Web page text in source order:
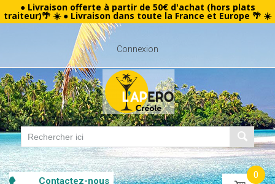
● Livraison offerte à partir de 50€ d'achat (hors plats
traiteur)🌴 ☀️ ● Livraison dans toute la France et Europe 🌴 ☀️
Connexion
Contactez-nous
0